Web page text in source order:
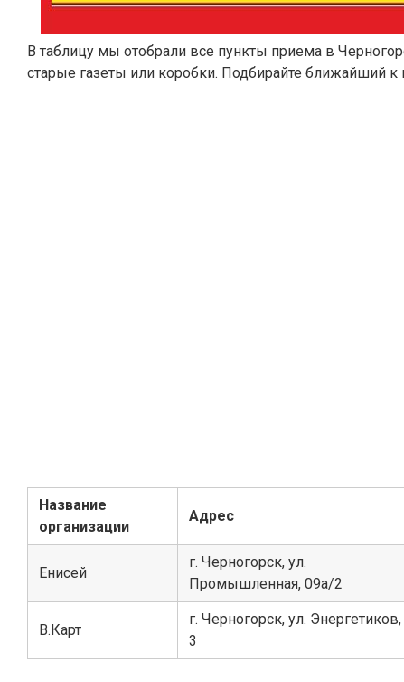
В таблицу мы отобрали все пункты приема в
старые газеты или коробки. Подбирайте ближайший
Название
организации
Адрес
Енисей
г. Черногорск, ул.
Промышленная, 09а/2
В.Карт
г. Черногорск, ул. Энергетиков,
3